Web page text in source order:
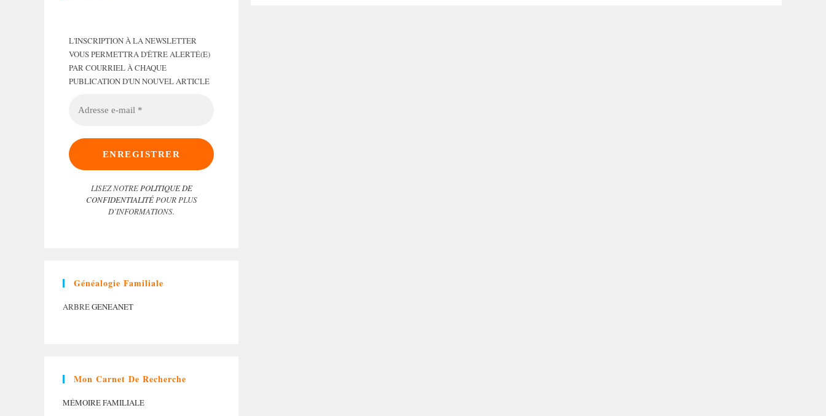
L'INSCRIPTION À LA NEWSLETTER
VOUS PERMETTRA D'ÊTRE ALERTÉ(E)
PAR COURRIEL À CHAQUE
PUBLICATION D'UN NOUVEL ARTICLE
LISEZ NOTREPOLITIQUE DE
CONFIDENTIALITÉPOUR PLUS
D’INFORMATIONS.
Généalogie Familiale
ARBREGENEANET
Mon Carnet De Recherche
MÉMOIRE FAMILIALE